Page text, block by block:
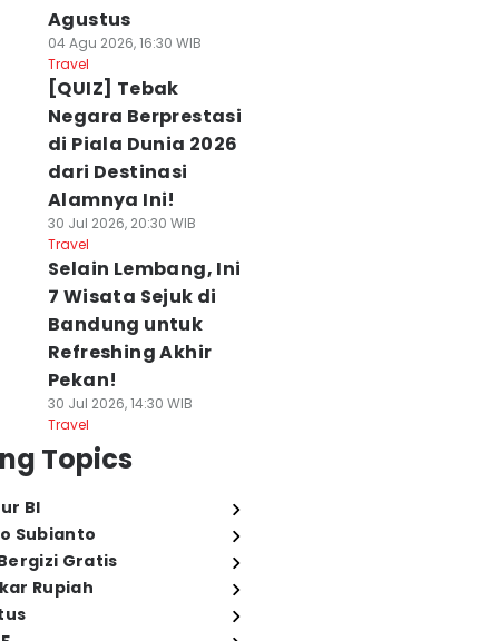
Agustus
04 Agu 2026, 16:30 WIB
Travel
[QUIZ] Tebak
Negara Berprestasi
di Piala Dunia 2026
dari Destinasi
Alamnya Ini!
30 Jul 2026, 20:30 WIB
Travel
Selain Lembang, Ini
7 Wisata Sejuk di
Bandung untuk
Refreshing Akhir
Pekan!
30 Jul 2026, 14:30 WIB
Travel
Topics
BI
Subianto
Gratis
Rupiah